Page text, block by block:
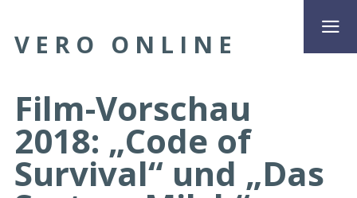
VERO ONLINE
Film-Vorschau
2018: „Code of
Survival“ und „Das